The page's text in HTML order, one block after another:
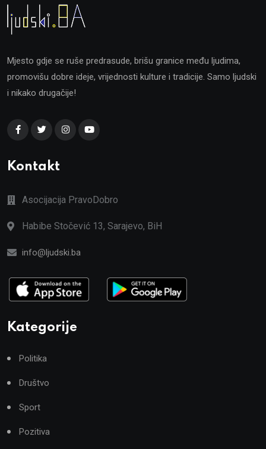
Mjesto gdje se ruše predrasude, brišu granice među ljudima,
promovišu dobre ideje, vrijednosti kulture i tradicije. Samo ljudski
i nikako drugačije!
Kontakt
Asocijacija PravoDobro
Habibe Stočević 13, Sarajevo, BiH
info@ljudski.ba
Kategorije
Politika
Društvo
Sport
Pozitiva